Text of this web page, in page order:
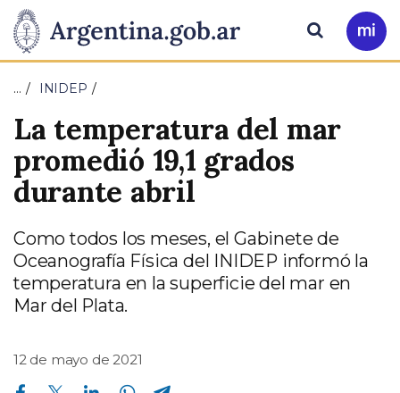
Presidencia
de
la
Nación
Pasar al contenido principal
Ir
a
Buscar
… INIDEP
La temperatura del mar
promedió 19,1 grados
durante abril
Como todos los meses, el Gabinete de
Oceanografía Física del INIDEP informó la
temperatura en la superficie del mar en
Mar del Plata.
12 de mayo de 2021
Compartir en Facebook Compartir en Twitter Compartir en Linkedin Compartir en Whatsapp